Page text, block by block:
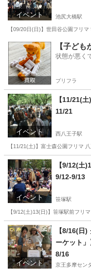
イベント 池尻大橋駅
【09/20日(日)】世田谷公園フリ
東京 世田谷区 池尻大橋
【子ど
状態が悪く
プリフラ
イベント
【11/21(
11/21
西八王子駅
【11/21(土)】富士森公園フリマ
東京 八王子市 西八王子駅
イベント
【9/12(土
9/12-9/13
笹塚駅
【9/12(土)13(日)】笹塚駅前フリ
東京 渋谷区
イベント
【8/16(日
ーケット」
8/16
京王多摩セン